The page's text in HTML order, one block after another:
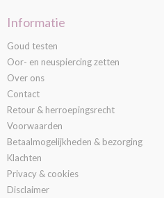
Informatie
Goud testen
Oor- en neuspiercing zetten
Over ons
Contact
Retour & herroepingsrecht
Voorwaarden
Betaalmogelijkheden & bezorging
Klachten
Privacy & cookies
Disclaimer